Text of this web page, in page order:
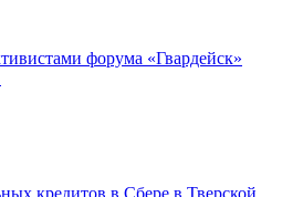
форума «Гвардейск»
кредитов в Сбере в Тверской